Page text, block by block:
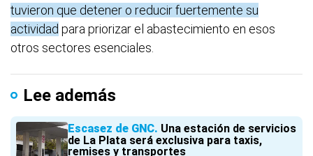
tuvieron que detener o reducir fuertemente su
actividad para priorizar el abastecimiento en esos
otros sectores esenciales.
Lee además
Escasez de GNC Una estación de servicios
de La Plata será exclusiva para taxis,
remises y transportes